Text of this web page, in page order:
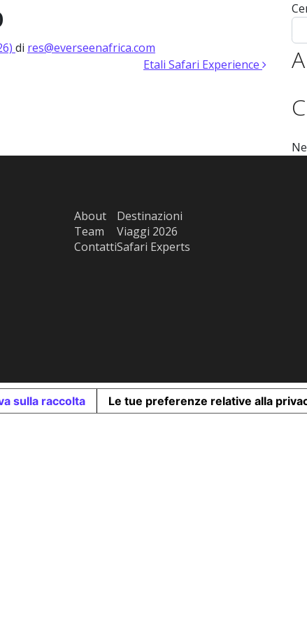
di res@everseenafrica.com
Etali Safari Experience
About
Team
Contatti
Destinazioni
Viaggi 2026
Safari Experts
sulla raccolta Le tue preferenze relative alla